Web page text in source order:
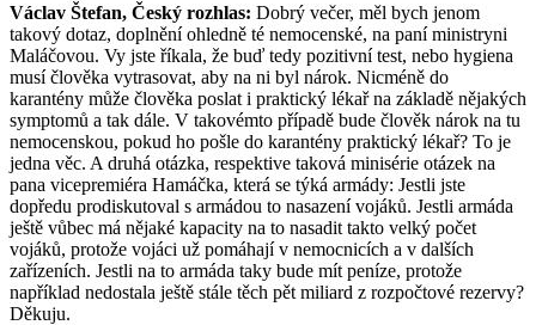
Václav Štefan, Český rozhlas: Dobrý večer, měl bych jenom
takový dotaz, doplnění ohledně té nemocenské, na paní ministryni
Maláčovou. Vy jste říkala, že buď tedy pozitivní test, nebo hygiena
musí člověka vytrasovat, aby na ni byl nárok. Nicméně do
karantény může člověka poslat i praktický lékař na základě nějakých
symptomů a tak dále. V takovémto případě bude člověk nárok na tu
nemocenskou, pokud ho pošle do karantény praktický lékař? To je
jedna věc. A druhá otázka, respektive taková minisérie otázek na
pana vicepremiéra Hamáčka, která se týká armády: Jestli jste
dopředu prodiskutoval s armádou to nasazení vojáků. Jestli armáda
ještě vůbec má nějaké kapacity na to nasadit takto velký počet
vojáků, protože vojáci už pomáhají v nemocnicích a v dalších
zařízeních. Jestli na to armáda taky bude mít peníze, protože
například nedostala ještě stále těch pět miliard z rozpočtové rezervy?
Děkuju.